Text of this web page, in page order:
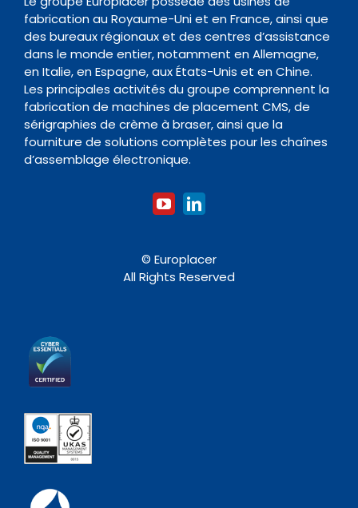
Four de Refusion
Nettoyage
Accessoires
Contact
Organisme de formation
fabrication au Royaume-Uni et en France, ainsi que
des bureaux régionaux et des centres d’assistance
dans le monde entier, notamment en Allemagne,
en Italie, en Espagne, aux États-Unis et en Chine.
Les principales activités du groupe comprennent la
fabrication de machines de placement CMS, de
sérigraphies de crème à braser, ainsi que la
fourniture de solutions complètes pour les chaînes
d’assemblage électronique.
© Europlacer
All Rights Reserved